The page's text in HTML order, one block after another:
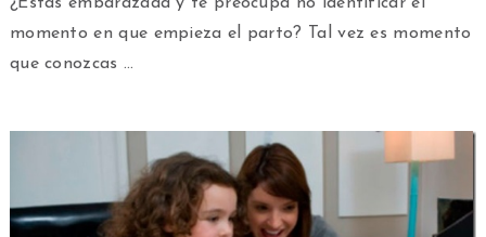
momento en que empieza el parto? Tal vez es momento
que conozcas …